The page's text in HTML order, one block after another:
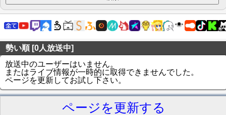
勢い順 [0人放送中]
放送中のユーザーはいません。
またはライブ情報が一時的に取得できませんでした。
ページを更新してお試し下さい。
ページを更新する